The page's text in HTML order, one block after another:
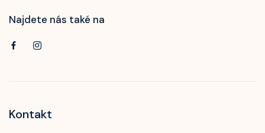
Najdete nás také na
Kontakt